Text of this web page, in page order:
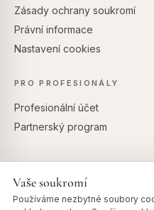
Zásady ochrany soukromí
Právní informace
Nastavení cookies
PRO PROFESIONÁLY
Profesionální účet
Partnerský program
Vaše soukromí
Používáme nezbytné soubory